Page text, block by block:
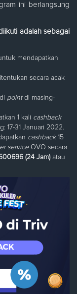
ini berlangsung
adalah sebagai
mendapatkan
secara acak
point di masing-
1 kali cashback
17-31 Januari 2022.
cashback 15
serviceOVO secara
(24 Jam) atau